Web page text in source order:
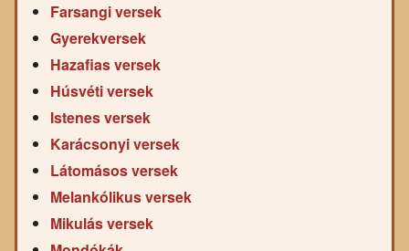
Farsangi versek
Gyerekversek
Hazafias versek
Húsvéti versek
Istenes versek
Karácsonyi versek
Látomásos versek
Melankólikus versek
Mikulás versek